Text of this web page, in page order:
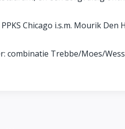
Chicago i.s.m. Mourik Den
combinatie Trebbe/Moes/